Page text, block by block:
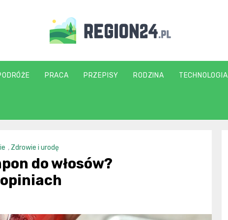
region24.pl
PRACA PRZEPISY RODZINA TECHNOLOGIA
, Zdrowie i urodę
do włosów?